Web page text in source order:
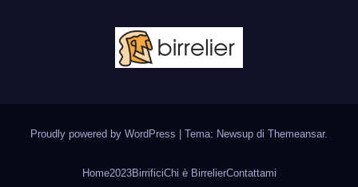
Proudly powered by WordPress Tema: Newsup di Themeansar.
Home2023BirrificiChi è BirrelierContattami